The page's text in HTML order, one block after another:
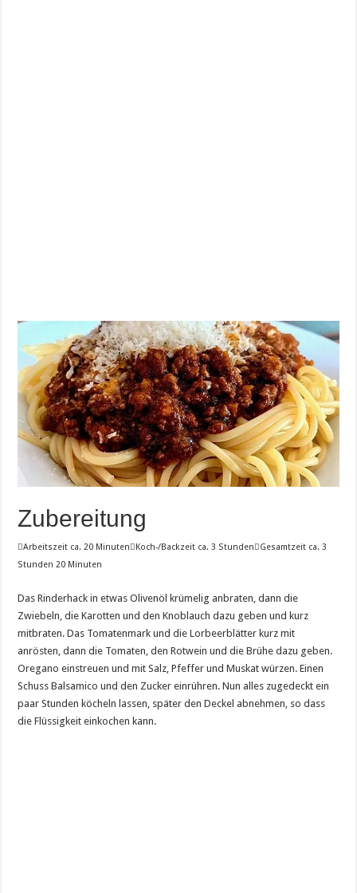
Zubereitung
Arbeitszeit ca. 20 MinutenKoch-/Backzeit ca. 3 StundenGesamtzeit ca. 3
Stunden 20 Minuten
Das Rinderhack in etwas Olivenöl krümelig anbraten, dann die
Zwiebeln, die Karotten und den Knoblauch dazu geben und kurz
mitbraten. Das Tomatenmark und die Lorbeerblätter kurz mit
anrösten, dann die Tomaten, den Rotwein und die Brühe dazu geben.
Oregano einstreuen und mit Salz, Pfeffer und Muskat würzen. Einen
Schuss Balsamico und den Zucker einrühren. Nun alles zugedeckt ein
paar Stunden köcheln lassen, später den Deckel abnehmen, so dass
die Flüssigkeit einkochen kann.